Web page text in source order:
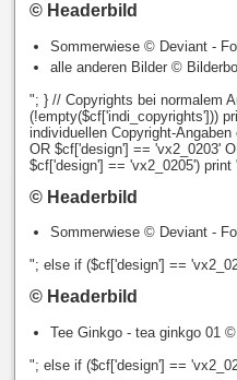
© Headerbild
Sommerwiese © Deviant -
alle anderen Bilder ©
"; } // Copyrights bei normalem
(!empty($cf['indi_copyrights']))
individuellen Copyright-
OR $cf['design'] == 'vx2_0203'
$cf['design'] == 'vx2_0205') print
© Headerbild
Sommerwiese © Deviant -
"; else if ($cf['design'] ==
© Headerbild
Tee Ginkgo - tea ginkgo 01
"; else if ($cf['design'] ==